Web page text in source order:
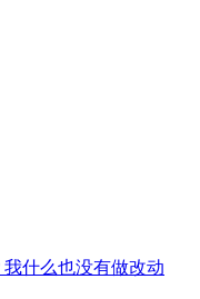
什么也没有做改动